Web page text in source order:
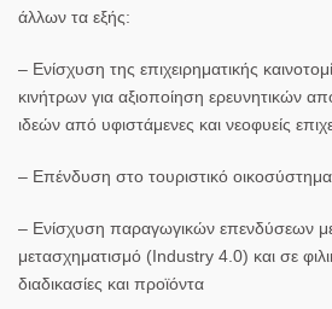
άλλων τα εξής:
– Ενίσχυση της επιχειρηματικής
κινήτρων για αξιοποίηση ερευνητικών
ιδεών από υφιστάμενες και νεοφυείς
– Επένδυση στο τουριστικό οικοσύστημα
– Ενίσχυση παραγωγικών επενδύσεων
μετασχηματισμό (Industry 4.0) και σε
διαδικασίες και προϊόντα